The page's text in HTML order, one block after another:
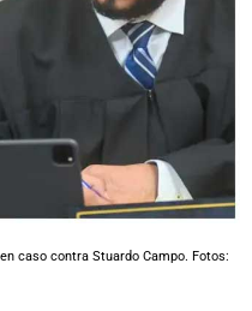
caso contra Stuardo Campo. Fotos: